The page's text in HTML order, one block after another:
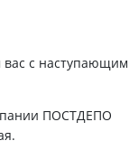
вас с наступающим
ПОСТДЕПО